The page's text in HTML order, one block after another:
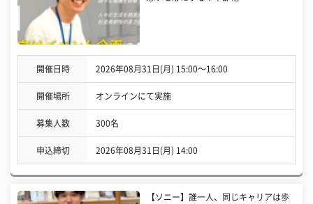
開催日時 2026年08月31日(月) 15:00〜16:00
開催場所 オンラインにて実施
募集人数 300名
申込締切 2026年08月31日(月) 14:00
【ソニー】誰一人、同じキャリアは歩